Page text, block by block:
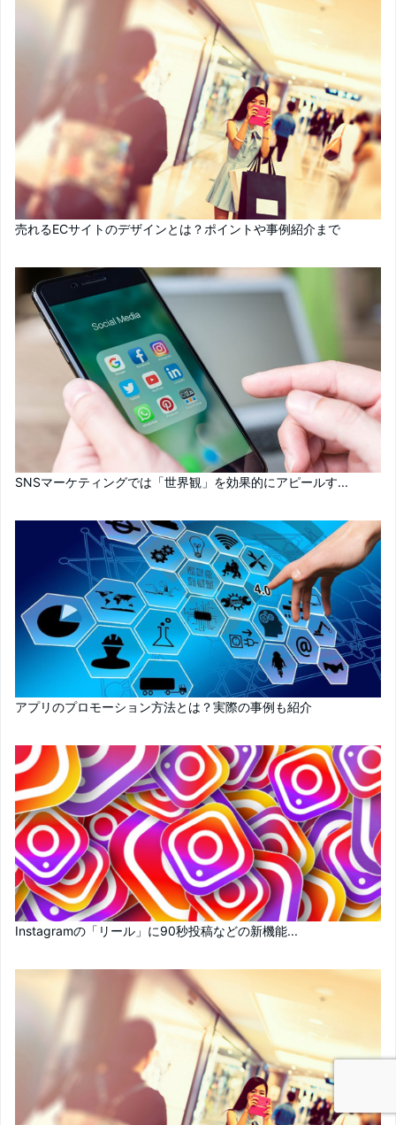
売れるECサイトのデザインとは？ポイントや事例紹介まで
SNSマーケティングでは「世界観」を効果的にアピールす...
アプリのプロモーション方法とは？実際の事例も紹介
Instagramの「リール」に90秒投稿などの新機能...